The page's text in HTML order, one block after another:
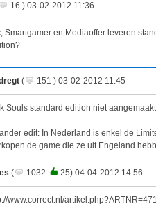
16 ) 03-02-2012 11:36
Smartgamer en Mediaoffer leveren
( 151 ) 03-02-2012 11:45
Souls standard edition niet
edit: In Nederland is enkel de
de game die ze uit Engeland
( 1032 25) 04-04-2012 14:56
www.correct.nl/